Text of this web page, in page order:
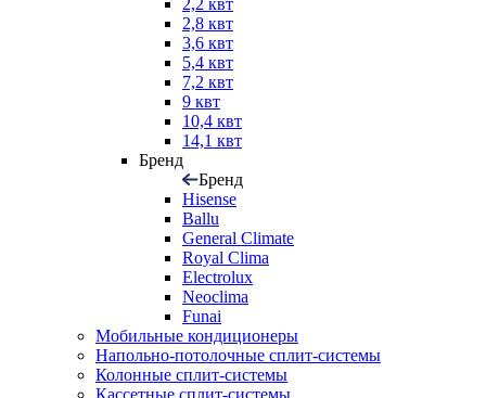
2,2 квт
2,8 квт
3,6 квт
5,4 квт
7,2 квт
9 квт
10,4 квт
14,1 квт
Бренд
Бренд
Hisense
Ballu
General Climate
Royal Clima
Electrolux
Neoclima
Funai
Мобильные кондиционеры
Напольно-потолоч​ные ​сплит-системы
Колонные ​​сплит-системы
Кассетные сплит-системы